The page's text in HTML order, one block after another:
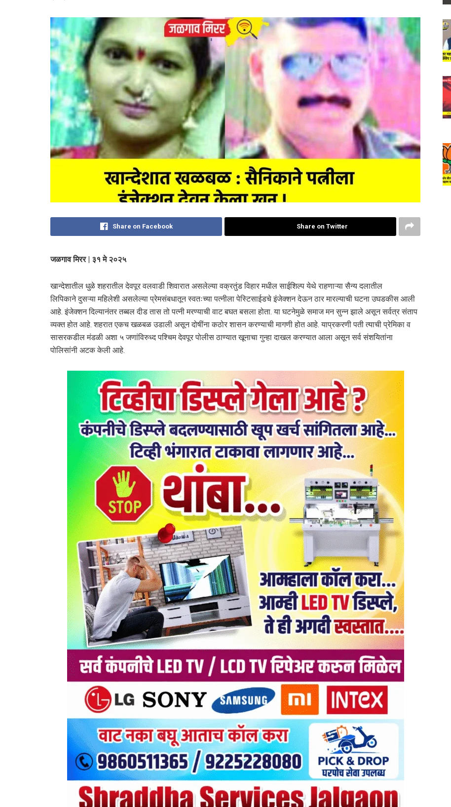
Share on Facebook Share on Twitter
जळगाव मिरर | ३१ मे २०२५
खान्देशातील धुळे शहरातील देवपूर वलवाडी शिवारात असलेल्या वक्रतुंड विहार मधील साईशिल्प येथे राहणाऱ्या सैन्य दलातील
लिपिकाने दुसऱ्या महिलेशी असलेल्या प्रेमसंबधातून स्वतःच्या पत्नीला पेस्टिसाईडचे इंजेक्शन देऊन ठार मारल्याची घटना उघडकीस आली
आहे. इंजेक्शन दिल्यानंतर तब्बल दीड तास तो पत्नी मरण्याची वाट बघत बसला होता. या घटनेमुळे समाज मन सुन्न झाले असून सर्वत्र संताप
व्यक्त होत आहे. शहरात एकच खळबळ उडाली असून दोषींना कठोर शासन करण्याची मागणी होत आहे. याप्रकरणी पती त्याची प्रेमिका व
सासरकडील मंडळी अशा ५ जणांविरुध्द पश्चिम देवपूर पोलीस ठाण्यात खूनाचा गुन्हा दाखल करण्यात आला असून सर्व संशयितांना
पोलिसांनी अटक केली आहे.